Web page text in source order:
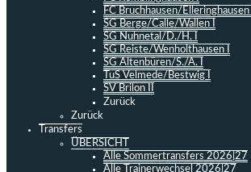
FC Bruchhausen/Elleringhausen I
SG Berge/Calle/Wallen I
SG Nuhnetal/D./H. I
SG Reiste/Wenholthausen I
SG Altenbüren/S./A. I
TuS Velmede/Bestwig I
SV Brilon II
Zurück
Zurück
Transfers
ÜBERSICHT
Alle Sommertransfers 2026|27
Alle Trainerwechsel 2026|27